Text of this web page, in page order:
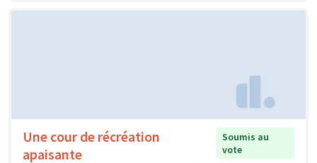
Une cour de récréation
apaisante
Soumis au
vote